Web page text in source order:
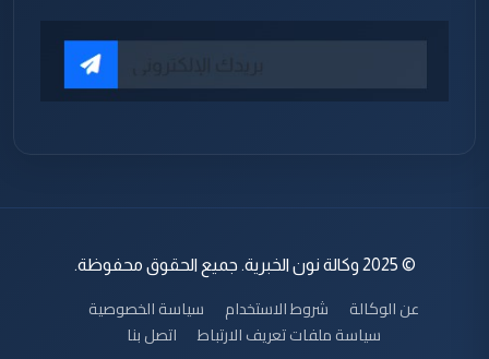
© 2025 وكالة نون الخبرية. جميع الحقوق محفوظة.
عن الوكالة شروط الاستخدام
سياسة الخصوصية
سياسة ملفات تعريف الارتباط
اتصل بنا